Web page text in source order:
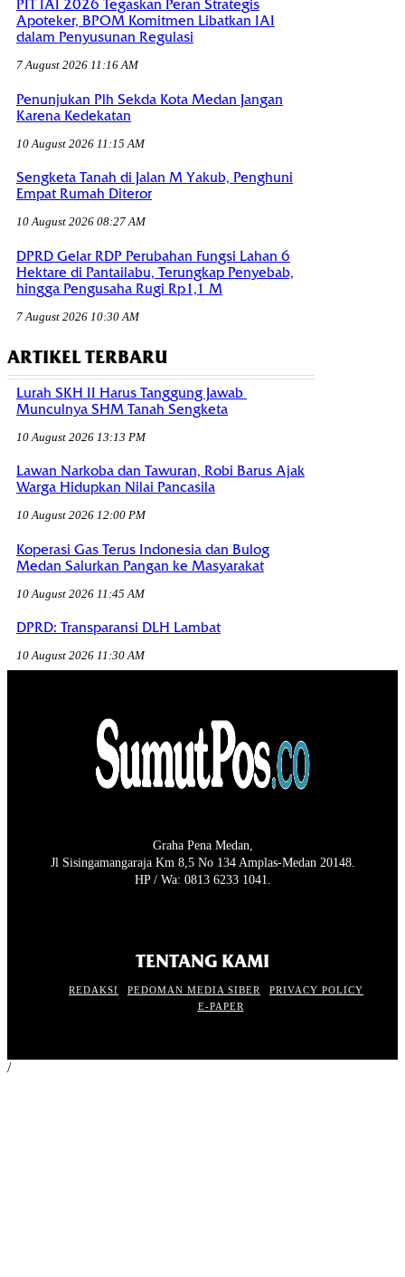
PIT IAI 2026 Tegaskan Peran Strategis
Apoteker, BPOM Komitmen Libatkan IAI
dalam Penyusunan Regulasi
7 August 2026 11:16 AM
Penunjukan Plh Sekda Kota Medan Jangan
Karena Kedekatan
10 August 2026 11:15 AM
Sengketa Tanah di Jalan M Yakub, Penghuni
Empat Rumah Diteror
10 August 2026 08:27 AM
DPRD Gelar RDP Perubahan Fungsi Lahan 6
Hektare di Pantailabu, Terungkap Penyebab,
hingga Pengusaha Rugi Rp1,1 M
7 August 2026 10:30 AM
ARTIKEL TERBARU
Lurah SKH II Harus Tanggung Jawab
Munculnya SHM Tanah Sengketa
10 August 2026 13:13 PM
Lawan Narkoba dan Tawuran, Robi Barus Ajak
Warga Hidupkan Nilai Pancasila
10 August 2026 12:00 PM
Koperasi Gas Terus Indonesia dan Bulog
Medan Salurkan Pangan ke Masyarakat
10 August 2026 11:45 AM
DPRD: Transparansi DLH Lambat
10 August 2026 11:30 AM
Graha Pena Medan,
Jl Sisingamangaraja Km 8,5 No 134 Amplas-Medan 20148.
HP / Wa: 0813 6233 1041.
TENTANG KAMI
REDAKSI PEDOMAN MEDIA SIBER
PRIVACY POLICY
E-PAPER
/